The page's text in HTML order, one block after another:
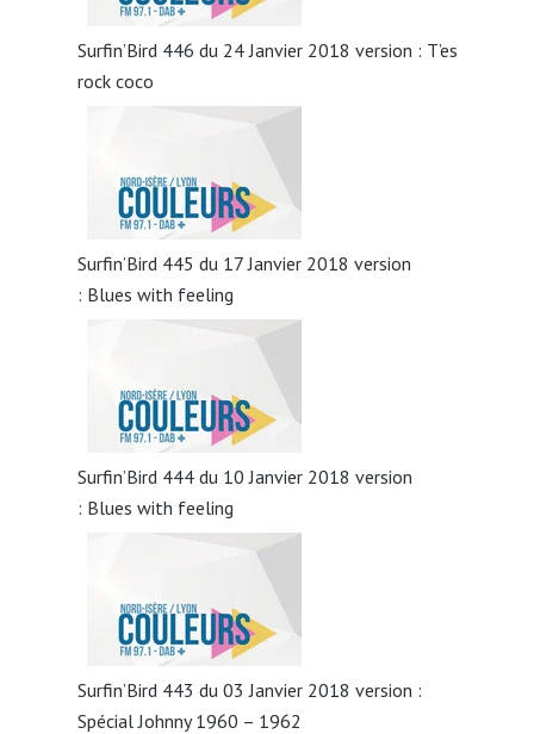
Surfin’Bird 446 du 24 Janvier 2018 version : T’es
rock coco
Surfin’Bird 445 du 17 Janvier 2018 version
: Blues with feeling
Surfin’Bird 444 du 10 Janvier 2018 version
: Blues with feeling
Surfin’Bird 443 du 03 Janvier 2018 version :
Spécial Johnny 1960 – 1962